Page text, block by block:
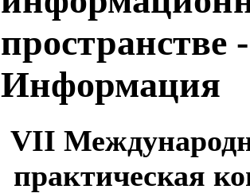
пространстве
Информация
VII
практическая